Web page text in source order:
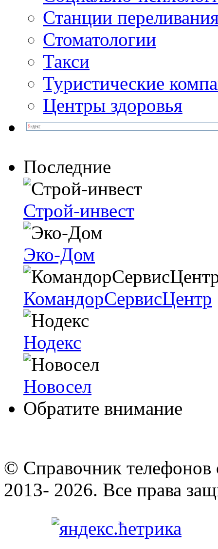
Станции
Стоматологии
Такси
Туристические
Центры здоровья
Последние
Строй-инвест
Эко-Дом
КомандорСервисЦентр
Нодекс
Новосел
Обратите внимание
© Cправочник телефонов
2013- 2026. Все права